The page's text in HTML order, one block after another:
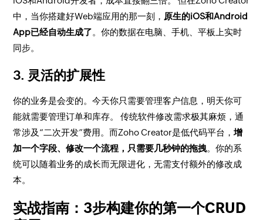
中，当你搭建好Web端应用的那一刻， 原生的iOS和Android
App已经自动生成了。你的数据在电脑、手机、平板上实时
同步。
3. 灵活的扩展性
你的业务是会变的。今天你只需要管理客户信息，明天你可
能就需要管理订单和库存。 传统软件修改需求极其麻烦，通
常涉及“二次开发”费用。而Zoho Creator是低代码平台，增
加一个字段、修改一个流程，只需要几秒钟的拖拽。你的系
统可以随着业务的成长而无限进化，无需支付额外的修改成
本。
实战指南：3步构建你的第一个CRUD